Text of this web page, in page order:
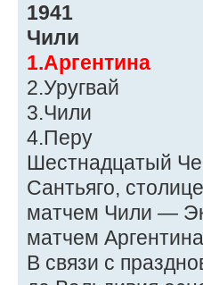
1941
Чили
1.Аргентина
2.Уругвай
3.Чили
4.Перу
Шестнадцатый
Сантьяго,
матчем Чили —
матчем
В связи с